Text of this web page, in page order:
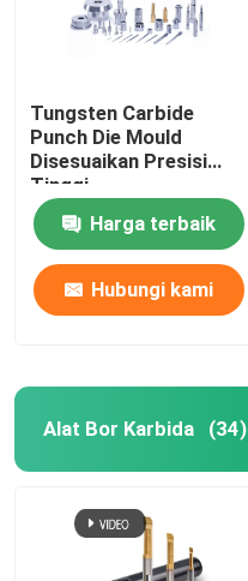
Tungsten Carbide
Punch Die Mould
Disesuaikan Presisi
Tinggi
Harga terbaik
Hubungi kami
Alat Bor Karbida (34)